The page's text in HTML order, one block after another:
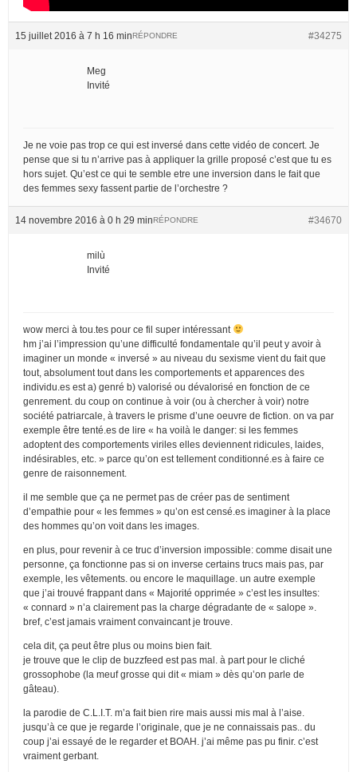
15 juillet 2016 à 7 h 16 min #34275
RÉPONDRE
Meg
Invité
Je ne voie pas trop ce qui est inversé dans cette vidéo de concert. Je
pense que si tu n’arrive pas à appliquer la grille proposé c’est que tu es
hors sujet. Qu’est ce qui te semble etre une inversion dans le fait que
des femmes sexy fassent partie de l’orchestre ?
14 novembre 2016 à 0 h 29 min #34670
RÉPONDRE
milù
Invité
wow merci à tou.tes pour ce fil super intéressant
hm j’ai l’impression qu’une difficulté fondamentale qu’il peut y avoir à
imaginer un monde « inversé » au niveau du sexisme vient du fait que
tout, absolument tout dans les comportements et apparences des
individu.es est a) genré b) valorisé ou dévalorisé en fonction de ce
genrement. du coup on continue à voir (ou à chercher à voir) notre
société patriarcale, à travers le prisme d’une oeuvre de fiction. on va par
exemple être tenté.es de lire « ha voilà le danger: si les femmes
adoptent des comportements viriles elles deviennent ridicules, laides,
indésirables, etc. » parce qu’on est tellement conditionné.es à faire ce
genre de raisonnement.
il me semble que ça ne permet pas de créer pas de sentiment
d’empathie pour « les femmes » qu’on est censé.es imaginer à la place
des hommes qu’on voit dans les images.
en plus, pour revenir à ce truc d’inversion impossible: comme disait une
personne, ça fonctionne pas si on inverse certains trucs mais pas, par
exemple, les vêtements. ou encore le maquillage. un autre exemple
que j’ai trouvé frappant dans « Majorité opprimée » c’est les insultes:
« connard » n’a clairement pas la charge dégradante de « salope ».
bref, c’est jamais vraiment convaincant je trouve.
cela dit, ça peut être plus ou moins bien fait.
je trouve que le clip de buzzfeed est pas mal. à part pour le cliché
grossophobe (la meuf grosse qui dit « miam » dès qu’on parle de
gâteau).
la parodie de C.L.I.T. m’a fait bien rire mais aussi mis mal à l’aise.
jusqu’à ce que je regarde l’originale, que je ne connaissais pas.. du
coup j’ai essayé de le regarder et BOAH. j’ai même pas pu finir. c’est
vraiment gerbant.